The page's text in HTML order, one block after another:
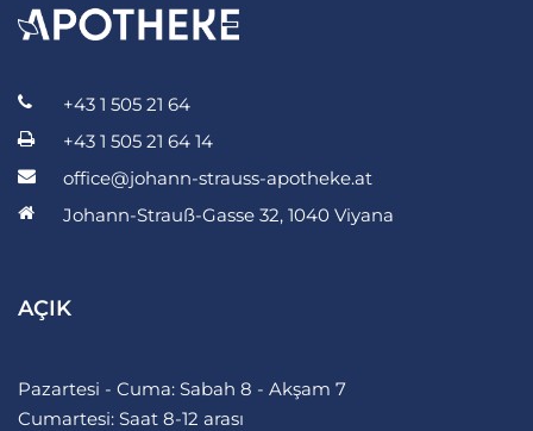
+43 1 505 21 64
+43 1 505 21 64 14
office@johann-strauss-apotheke.at
Johann-Strauß-Gasse 32, 1040 Viyana
AÇIK
Pazartesi - Cuma: Sabah 8 - Akşam 7
Cumartesi: Saat 8-12 arası